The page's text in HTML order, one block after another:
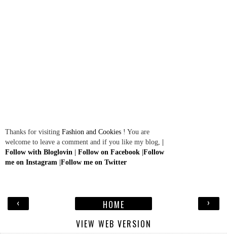
Thanks for visiting Fashion and Cookies ! You are
welcome to leave a comment and if you like my blog, |
Follow with Bloglovin | Follow on Facebook |Follow
me on Instagram |Follow me on Twitter
‹ ›
HOME
VIEW WEB VERSION